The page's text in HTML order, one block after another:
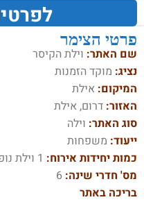
פרטי הצימר
שם האתר: וילת הקיסר
נציג: מוקד הזמנות
המיקום: אילת
האזור: דרום, אילת
סוג האתר: וילה
ייעוד: משפחות
כמות יחידות אירוח: 1 וילת נופש
מס' חדרי שינה: 6
בריכה באתר